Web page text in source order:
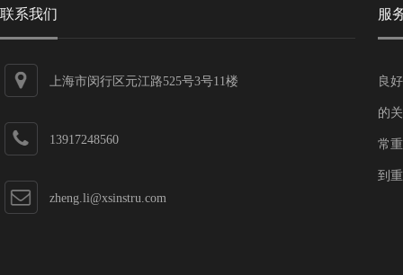
联系我们
上海市闵行区元江路525号3号11楼
13917248560
zheng.li@xsinstru.com
服
良
的
常
到